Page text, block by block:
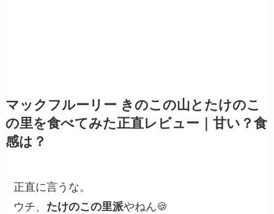
マックフルーリー きのこの山とたけのこ
の里を食べてみた正直レビュー｜甘い？食
感は？
正直に言うな。
ウチ、 たけのこの里派やねん🍪